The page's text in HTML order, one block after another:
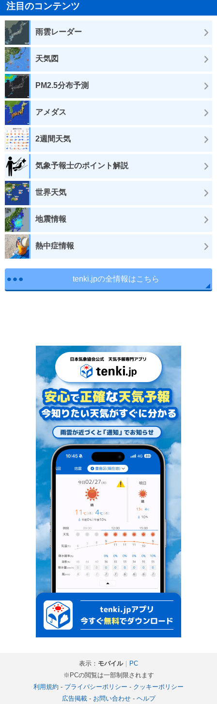
注目のコンテンツ
雨雲レーダー
天気図
PM2.5分布予測
アメダス
2週間天気
気象予報士のポイント解説
世界天気
地震情報
熱中症情報
tenki.jpの全情報はこちら
表示： モバイル｜ PC
※PCの閲覧は一部制限されます
利用規約 - プライバシーポリシー - クッキーポリシー
広告掲載- お問い合わせ- ヘルプ